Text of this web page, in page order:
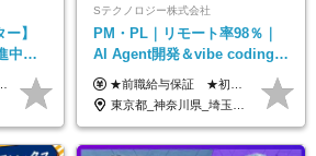
】
中！
万円
Sテクノロジー株式会社
PM・PL｜リモート率98％｜
AI Agent開発＆vibe coding｜
AIエンジニアチームをリード
★前職給与保証 ★初年度年収700～800万円も可能 月給50万円～90万円＋賞与年2回＋各種手当 ◎スキルや経験などを考慮。前職から給与アップをお約束します！ ◎上記月給には固定残業代30時間分(95000円～)を含みます。超過した場合は追加支給します ◎試用期間は6ヵ月あり。その間の給与・待遇に差異はありません
東京都_神奈川県_埼玉県_千葉県_大阪府_愛知県_北海道_青森県_岩手県_宮城県_秋田県_山形県_福島県_茨城県_栃木県_群馬県_新潟県_山梨県_長野県_富山県_石川県_福井県_静岡県_岐阜県_三重県_兵庫県_京都府_滋賀県_奈良県_和歌山県_広島県_岡山県_鳥取県_島根県_山口県_徳島県_香川県_愛媛県_高知県_福岡県_熊本県_佐賀県_長崎県_大分県_宮崎県_鹿児島県_沖縄県